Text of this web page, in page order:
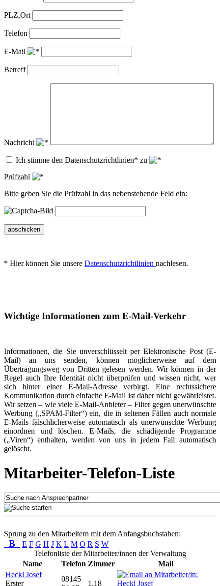
PLZ,Ort
Telefon
E-Mail
Betreff
Nachricht
Ich stimme den Datenschutzrichtlinien* zu
Prüfzahl
Bitte geben Sie die Prüfzahl in das nebenstehende Feld ein:
abschicken
* Hier können Sie unsere Datenschutzrichtlinien nachlesen.
Wichtige Informationen zum E-Mail-Verkehr
Informationen, die Sie unverschlüsselt per Elektronische Post (E-
Mail) an uns senden, können möglicherweise auf dem
Übertragungsweg von Dritten gelesen werden. Wir können in der
Regel auch Ihre Identität nicht überprüfen und wissen nicht, wer
sich hinter einer E-Mail-Adresse verbirgt. Eine rechtssichere
Kommunikation durch einfache E-Mail ist daher nicht gewährleistet.
Wir setzen – wie viele E-Mail-Anbieter – Filter gegen unerwünschte
Werbung („SPAM-Filter“) ein, die in seltenen Fällen auch normale
E-Mails fälschlicherweise automatisch als unerwünschte Werbung
einordnen und löschen. E-Mails, die schädigende Programme
(„Viren“) enthalten, werden von uns in jedem Fall automatisch
gelöscht.
Mitarbeiter-Telefon-Liste
Sprung zu den Mitarbeitern mit dem Anfangsbuchstaben:
B E F G H J K L M O R S W
Telefonliste der Mitarbeiter/innen der Verwaltung
Name
Telefon Zimmer
Mail
Heckl Josef
Erster
08145
1.18